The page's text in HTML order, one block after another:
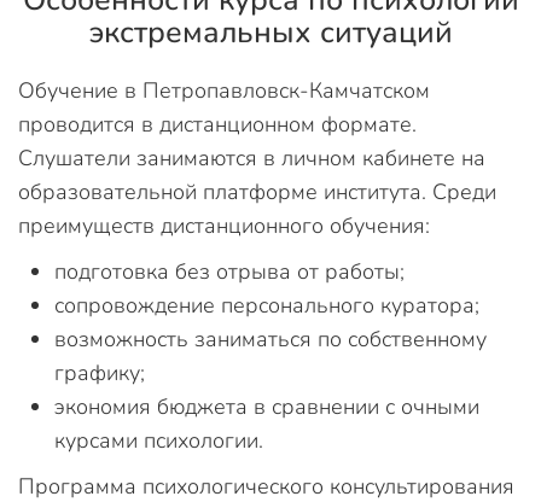
экстремальных ситуаций
Обучение в Петропавловск-Камчатском
проводится в дистанционном формате.
Слушатели занимаются в личном кабинете на
образовательной платформе института. Среди
преимуществ дистанционного обучения:
подготовка без отрыва от работы;
сопровождение персонального куратора;
возможность заниматься по собственному
графику;
экономия бюджета в сравнении с очными
курсами психологии.
Программа психологического консультирования